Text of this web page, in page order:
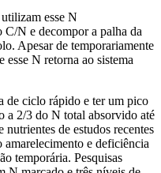
esse N
C/N e decompor a palha da
Apesar de temporariamente
N retorna ao sistema
de ciclo rápido e ter um pico
a 2/3 do N total absorvido até
de estudos recentes
e deficiência
temporária. Pesquisas